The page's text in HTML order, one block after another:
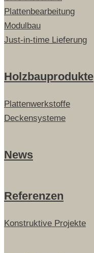
Plattenbearbeitung
Modulbau
Just-in-time Lieferung
Holzbauprodukte
Plattenwerkstoffe
Deckensysteme
News
Referenzen
Konstruktive Projekte